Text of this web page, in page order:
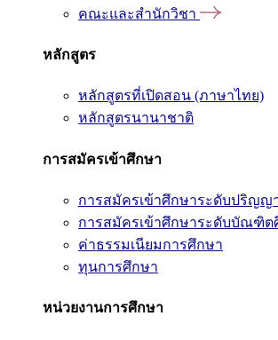
คณะและสำนักวิชา
หลักสูตร
หลักสูตรที่เปิดสอน (ภาษาไทย)
หลักสูตรนานาชาติ
การสมัครเข้าศึกษา
การสมัครเข้าศึกษาระดับปริญ
การสมัครเข้าศึกษาระดับบัณฑิต
ค่าธรรมเนียมการศึกษา
ทุนการศึกษา
หน่วยงานการศึกษา